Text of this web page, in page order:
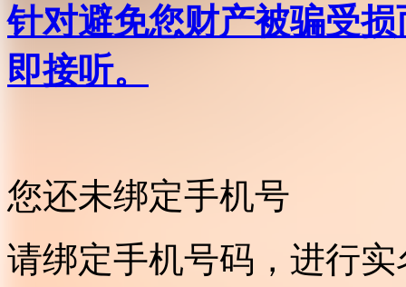
针对避免您财产被骗受
即接听。
您还未绑定手机号
请绑定手机号码，进行